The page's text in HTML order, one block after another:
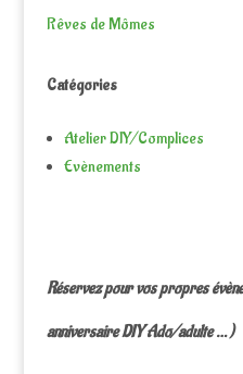
Rêves de Mômes
Catégories
Atelier DIY/Complices
Evènements
Réservez pour vos propres
anniversaire DIY Ado/adulte … )